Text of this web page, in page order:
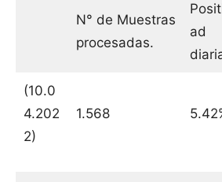
N° de Muestras
procesadas.
ad
(10.0
4.202
2)
1.568